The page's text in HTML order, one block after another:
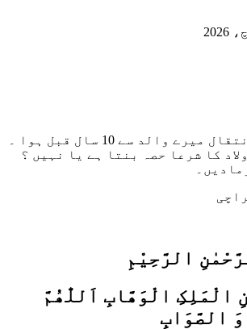
میرے بھائی کا انتقال میرے والد سے 10 سال قبل ہوا ۔
کا شرعا حصہ بنتا ہے یا نہیں ؟
الرَّحِيْمِ
الْمَلِکِ الْوَھَّابِ اَللّٰھُمَّ
الصَّوَابِ